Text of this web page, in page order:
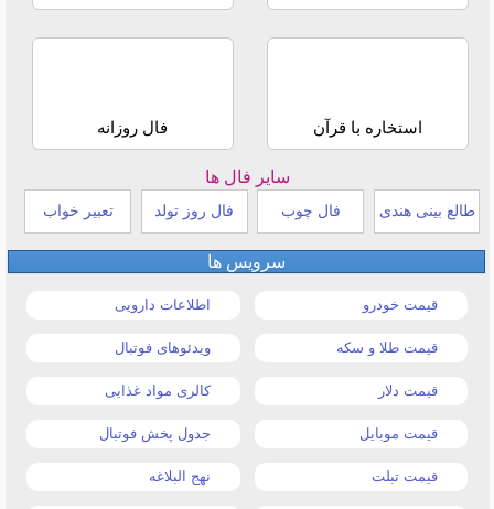
استخاره با قرآن فال روزانه
سایر فال ها
طالع بینی هندی فال چوب فال روز تولد تعبیر خواب
سرویس ها
قیمت خودرو اطلاعات دارویی
قیمت طلا و سکه ویدئوهای فوتبال
قیمت دلار کالری مواد غذایی
قیمت موبایل جدول پخش فوتبال
قیمت تبلت نهج البلاغه